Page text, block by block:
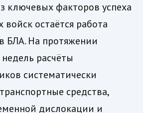
ключевых факторов успеха
войск остаётся работа
БЛА. На протяжении
расчёты
систематически
средства,
дислокации и